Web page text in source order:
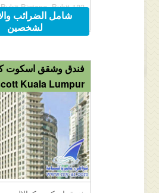
Bukit Bintang, Bukit
Kuala Lumpur, Malaysia
شامل الضرائب
لشخصين
فندق وشقق اسكوت
Kuala Lumpur